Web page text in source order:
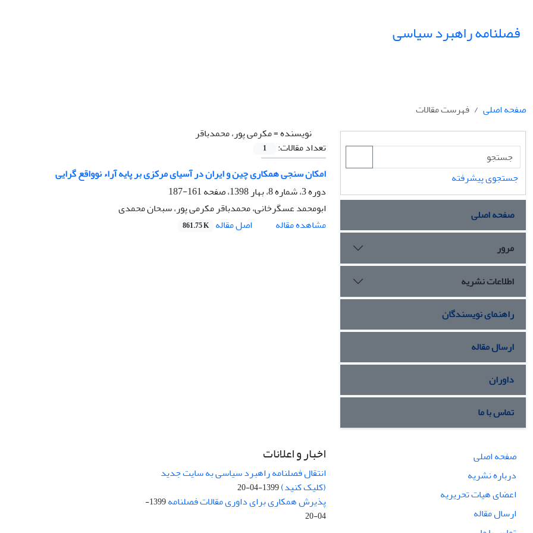
فصلنامه راهبرد سیاسی
صفحه اصلی
فهرست مقالات
نویسنده =مکرمی پور، محمدباقر
تعداد مقالات:
1
امکان سنجی همکاری چین و ایران در آسیای مرکزی بر پایه آراء نوواقع گرایی
دوره 3، شماره 8، بهار 1398، صفحه
161-187
ابومحمد عسگرخانی، محمدباقر مکرمی پور، سبحان محمدی
مشاهده مقاله
اصل مقاله 861.75 K
جستجوی پیشرفته
صفحه اصلی
مرور
اطلاعات نشریه
راهنمای نویسندگان
ارسال مقاله
داوران
تماس با ما
صفحه اصلی
درباره نشریه
اعضای هیات تحریریه
ارسال مقاله
اخبار و اعلانات
انتقال فصلنامه راهبرد سیاسی به سایت جدید
(کلیک کنید)1399-04-20
پذیرش همکاری برای داوری مقالات فصلنامه
1399-
04-20